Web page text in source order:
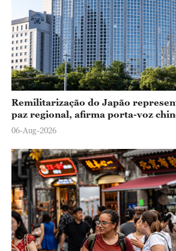
Remilitarização do Japão
paz regional, afirma porta-voz
06-Aug-2026